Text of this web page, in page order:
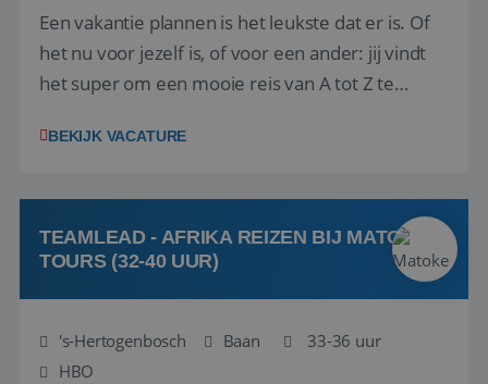
Een vakantie plannen is het leukste dat er is. Of
het nu voor jezelf is, of voor een ander: jij vindt
het super om een mooie reis van A tot Z te
vakantiegangers de meest prachtige plekjes op
werken: of het nu gaat om vragen ...
BEKIJK VACATURE
TEAMLEAD - AFRIKA REIZEN BIJ MATOKE
TOURS (32-40 UUR)
's-Hertogenbosch Baan
33-36 uur
HBO